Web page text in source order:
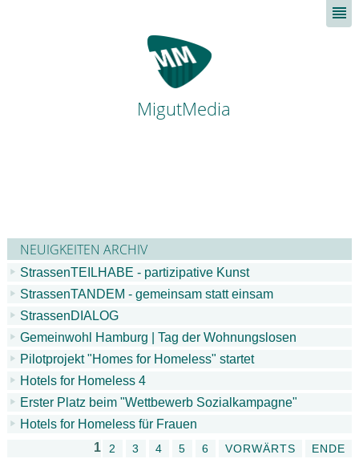
MigutMedia
NEUIGKEITEN ARCHIV
StrassenTEILHABE - partizipative Kunst
StrassenTANDEM - gemeinsam statt einsam
StrassenDIALOG
Gemeinwohl Hamburg | Tag der Wohnungslosen
Pilotprojekt "Homes for Homeless" startet
Hotels for Homeless 4
Erster Platz beim "Wettbewerb Sozialkampagne"
Hotels for Homeless für Frauen
1
2 3 4 5 6 VORWÄRTS ENDE